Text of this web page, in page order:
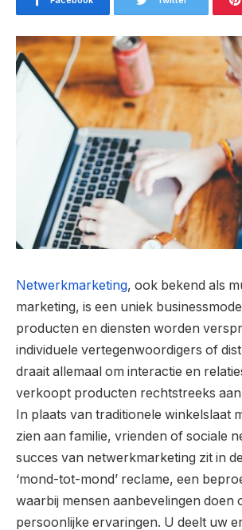
Netwerkmarketing, ook bekend als
marketing, is een uniek
producten en diensten worden
individuele vertegenwoordigers of
draait allemaal om interactie en
verkoopt producten rechtstreeks
In plaats van traditionele winkelslaat
zien aan familie, vrienden of sociale
succes van netwerkmarketing zit in
‘mond-tot-mond’ reclame, een
waarbij mensen aanbevelingen doen
persoonlijke ervaringen. U deelt uw